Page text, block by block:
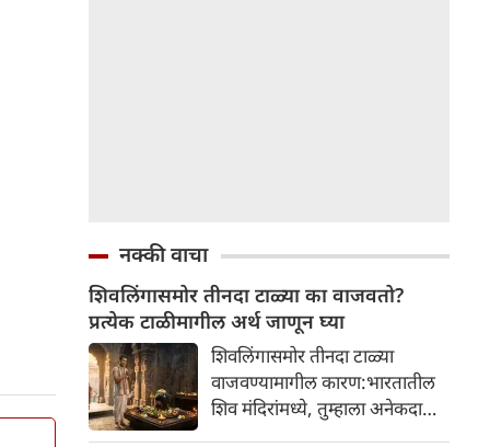
नक्की वाचा
शिवलिंगासमोर तीनदा टाळ्या का वाजवतो?
प्रत्येक टाळीमागील अर्थ जाणून घ्या
शिवलिंगासमोर तीनदा टाळ्या
वाजवण्यामागील कारण:भारतातील
शिव मंदिरांमध्ये, तुम्हाला अनेकदा